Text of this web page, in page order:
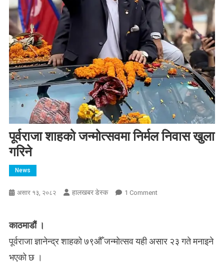
पूर्वराजा शाहको जन्मोत्सवमा निर्मल निवास खुला
गरिने
News
असार १३, २०८२ हालखबर डेस्क 1 CommentOn
निर्मल
काठमाडौं ।
पूर्वराजा ज्ञानेन्द्र शाहको ७९औँ जन्मोत्सव यही असार २३ गते मनाइने
भएको छ ।